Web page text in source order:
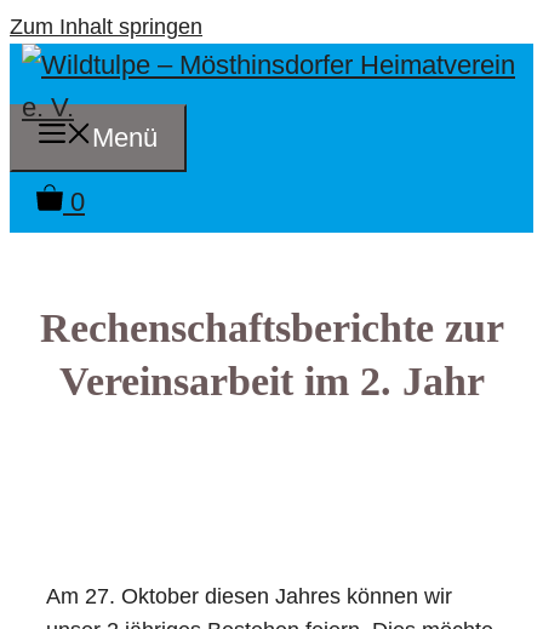
Zum Inhalt springen
Menü
0
Rechenschaftsberichte zur
Vereinsarbeit im 2. Jahr
Am 27. Oktober diesen Jahres können wir